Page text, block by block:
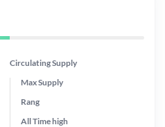
Circulating Supply
Max Supply
Rang
All Timehigh